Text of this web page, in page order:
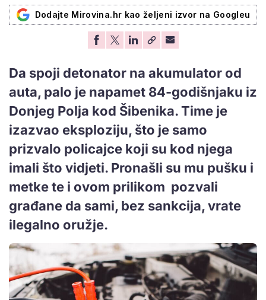
Dodajte Mirovina.hr kao željeni izvor na Googleu
Da spoji detonator na akumulator od
auta, palo je napamet 84-godišnjaku iz
Donjeg Polja kod Šibenika. Time je
izazvao eksploziju, što je samo
prizvalo policajce koji su kod njega
imali što vidjeti. Pronašli su mu pušku i
metke te i ovom prilikom pozvali
građane da sami, bez sankcija, vrate
ilegalno oružje.